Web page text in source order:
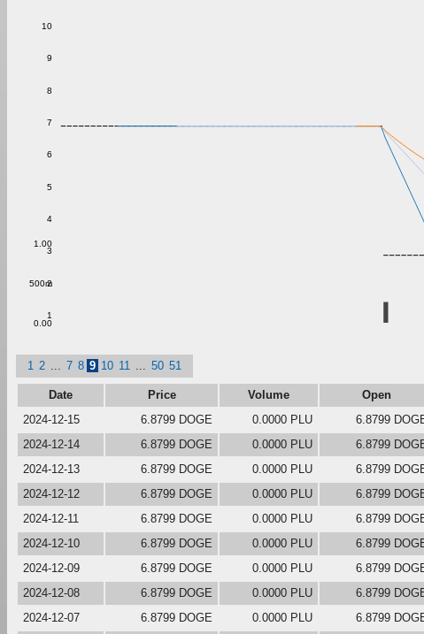
1
2
3
4
5
6
7
8
9
10
0.00
500m
1.00
1 2 7 8 9 10 11 50 51
Date Price Volume Open
2024-12-15
6.8799 DOGE 0.0000 PLU 6.8799
2024-12-14
6.8799 DOGE 0.0000 PLU 6.8799
2024-12-13
6.8799 DOGE 0.0000 PLU 6.8799
2024-12-12
6.8799 DOGE 0.0000 PLU 6.8799
2024-12-11
6.8799 DOGE 0.0000 PLU 6.8799
2024-12-10
6.8799 DOGE 0.0000 PLU 6.8799
2024-12-09
6.8799 DOGE 0.0000 PLU 6.8799
2024-12-08
6.8799 DOGE 0.0000 PLU 6.8799
2024-12-07
6.8799 DOGE 0.0000 PLU 6.8799